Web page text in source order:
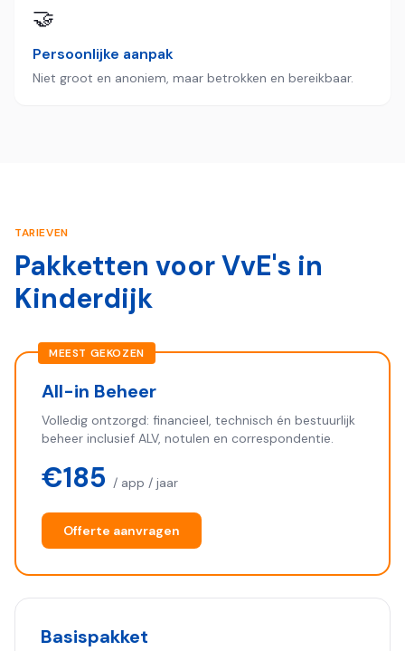
🤝
Persoonlijke aanpak
Niet groot en anoniem, maar betrokken en bereikbaar.
TARIEVEN
Pakketten voor VvE's in
Kinderdijk
MEEST GEKOZEN
All-in Beheer
Volledig ontzorgd: financieel, technisch én bestuurlijk
beheer inclusief ALV, notulen en correspondentie.
€185 / app / jaar
Offerte aanvragen
Basispakket